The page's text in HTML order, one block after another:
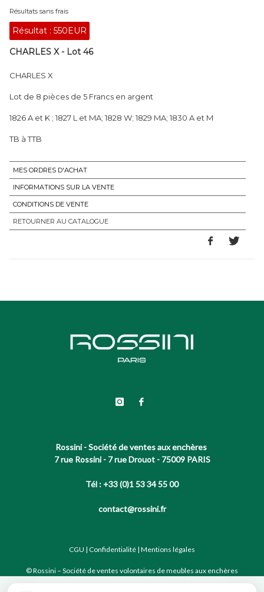
Résultats sans frais
Résultat : 550EUR
CHARLES X - Lot 46
CHARLES X
Lot de 8 pièces de 5 Francs en argent
1826 A et K ; 1827 L et MA; 1828 W; 1829 MA; 1830 A et M
TB à TTB
MES ORDRES D'ACHAT
INFORMATIONS SUR LA VENTE
CONDITIONS DE VENTE
RETOURNER AU CATALOGUE
Rossini - Société de ventes aux enchères
7 rue Rossini - 7 rue Drouot - 75009 PARIS
Tél : +33 (0)1 53 34 55 00
contact@rossini.fr
CGU | Confidentialité | Mentions légales
© Rossini – Société de ventes volontaires de meubles aux enchères